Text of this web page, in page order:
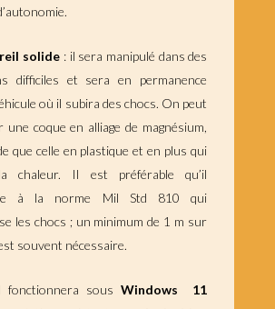
solide : il sera manipulé dans des
difficiles et sera en permanence
où il subira des chocs. On peut
une coque en alliage de magnésium,
que celle en plastique et en plus qui
chaleur. Il est préférable qu’il
à la norme Mil Std 810 qui
les chocs ; un minimum de 1 m sur
souvent nécessaire.
fonctionnera sousWindows 11